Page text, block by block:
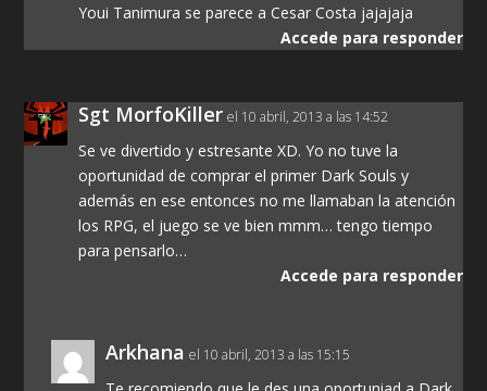
Youi Tanimura se parece a Cesar Costa jajajaja
Accede para responder
Sgt MorfoKiller el 10 abril, 2013 a las 14:52
Se ve divertido y estresante XD. Yo no tuve la
oportunidad de comprar el primer Dark Souls y
además en ese entonces no me llamaban la atención
los RPG, el juego se ve bien mmm… tengo tiempo
para pensarlo…
Accede para responder
Arkhana el 10 abril, 2013 a las 15:15